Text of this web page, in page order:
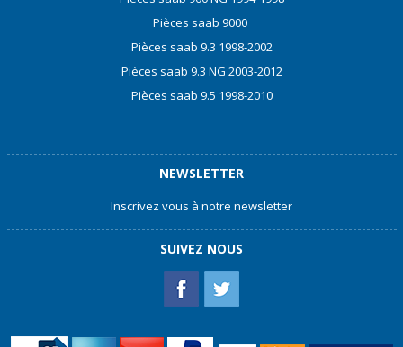
Pièces saab 9000
Pièces saab 9.3 1998-2002
Pièces saab 9.3 NG 2003-2012
Pièces saab 9.5 1998-2010
NEWSLETTER
Inscrivez vous à notre newsletter
SUIVEZ NOUS